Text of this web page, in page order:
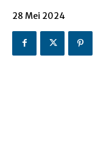
28 Mei 2024